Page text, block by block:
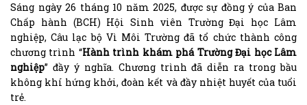
Sáng ngày 26 tháng 10 năm 2025, được sự đồng ý của Ban
Chấp hành (BCH) Hội Sinh viên Trường Đại học Lâm
nghiệp, Câu lạc bộ Vì Môi Trường đã tổ chức thành công
chương trình “Hành trình khám phá Trường Đại học Lâm
nghiệp” đầy ý nghĩa. Chương trình đã diễn ra trong bầu
không khí hứng khởi, đoàn kết và đầy nhiệt huyết của tuổi
trẻ.